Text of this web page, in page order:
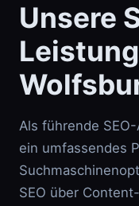
Unsere
Als führende
ein umfassendes
SEO über